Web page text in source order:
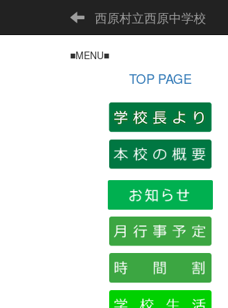
西原村立西原中学校
■MENU■
TOP PAGE